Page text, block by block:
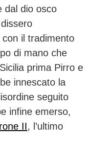
dal dio osco
il tradimento
di mano che
prima Pirro e
innescato la
seguito
infine emerso,
II, l’ultimo